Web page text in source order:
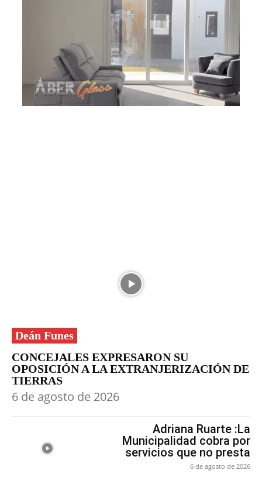
Deán Funes
CONCEJALES EXPRESARON SU
OPOSICIÓN A LA EXTRANJERIZACIÓN DE
TIERRAS
6 de agosto de 2026
Adriana Ruarte :La
Municipalidad cobra por
servicios que no presta
6 de agosto de 2026